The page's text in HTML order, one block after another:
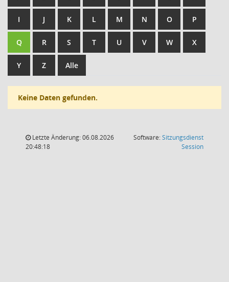
I J K L M N O P
Q R S T U V W X
Y Z Alle
Keine Daten gefunden.
Letzte Änderung: 06.08.2026
20:48:18
Software:Sitzungsdienst
Session(Wird in